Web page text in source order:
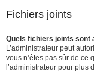
Fichiers joints
Quels fichiers joints sont
L’administrateur peut
vous n’êtes pas sûr de ce
l’administrateur pour plus